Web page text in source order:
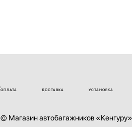
ОПЛАТА ДОСТАВКА УСТАНОВКА
© Магазин автобагажников